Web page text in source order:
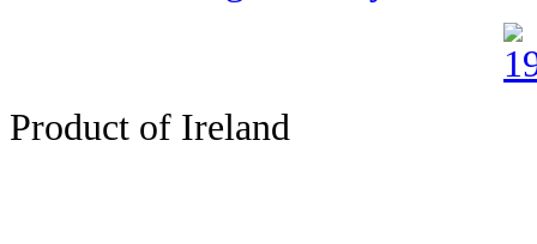
Product of Ireland